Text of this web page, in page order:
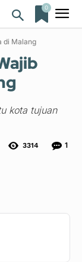
0
di Malang
kota tujuan
1
3314